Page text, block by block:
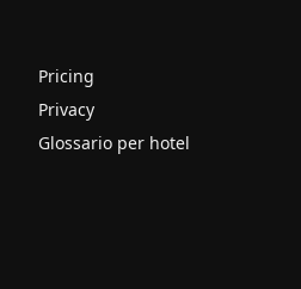
Pricing
Privacy
Glossario per hotel